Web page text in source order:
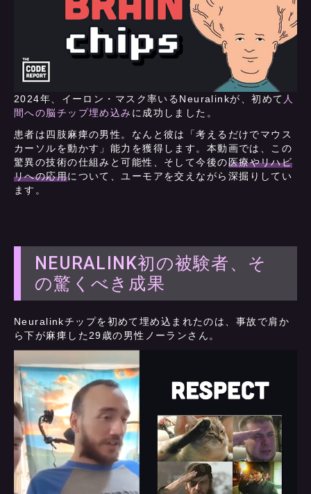
2024年、イーロン・マスク率いるNeuralinkが、初めて 人
間への脳チップ埋め込み に成功しました。
患者は四肢麻痺の男性。なんと彼は「考えるだけでマウス
カーソルを動かす」能力を獲得します。本動画では、この
驚異の技術の仕組みと可能性、そして今後の医療やリハビ
リへの応用について、ユーモアを交えながら深掘りしてい
ます。
NEURALINK初の被験者、そ
の驚くべき成果
Neuralinkチップを初めて埋め込まれたのは、事故で肩か
ら下が麻痺した29歳の男性ノーランさん。